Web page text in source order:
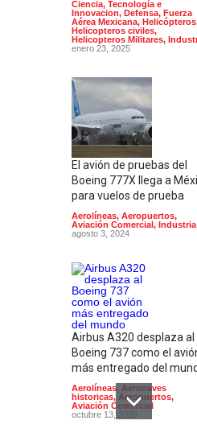
Ciencia, Tecnología e
Innovacion, Defensa, Fuerza
Aérea Mexicana, Helicópteros
Helicopteros civiles,
Helicopteros Militares,
enero 23, 2025
El avión de pruebas del
Boeing 777X llega a
para vuelos de prueba
Aerolíneas, Aeropuertos,
Aviación Comercial, Industria
agosto 3, 2024
Airbus A320 desplaza al
Boeing 737 como el
más entregado del
Aerolíneas, Aeronaves
historicas, Aeropuertos,
Aviación Comercial
octubre 13, 2025